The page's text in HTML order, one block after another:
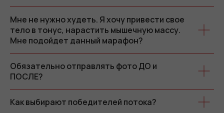
Мне не нужно худеть. Я хочу привести свое
тело в тонус, нарастить мышечную массу.
Мне подойдет данный марафон?
Обязательно отправлять фото ДО и
ПОСЛЕ?
Как выбирают победителей потока?